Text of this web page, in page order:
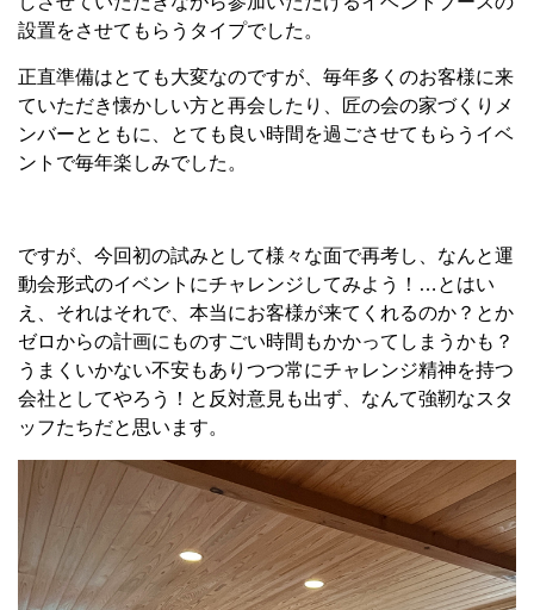
設置をさせてもらうタイプでした。
正直準備はとても大変なのですが、毎年多くのお客様に来
ていただき懐かしい方と再会したり、匠の会の家づくりメ
ンバーとともに、とても良い時間を過ごさせてもらうイベ
ントで毎年楽しみでした。
ですが、今回初の試みとして様々な面で再考し、なんと運
動会形式のイベントにチャレンジしてみよう！…とはい
え、それはそれで、本当にお客様が来てくれるのか？とか
ゼロからの計画にものすごい時間もかかってしまうかも？
うまくいかない不安もありつつ常にチャレンジ精神を持つ
会社としてやろう！と反対意見も出ず、なんて強靭なスタ
ッフたちだと思います。